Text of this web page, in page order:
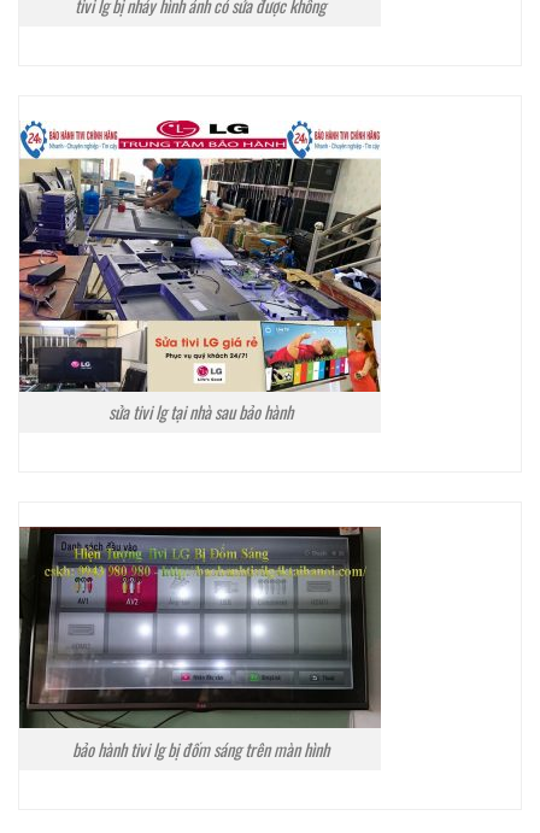
tivi lg bị nháy hình ảnh có sửa được không
sửa tivi lg tại nhà sau bảo hành
bảo hành tivi lg bị đốm sáng trên màn hình